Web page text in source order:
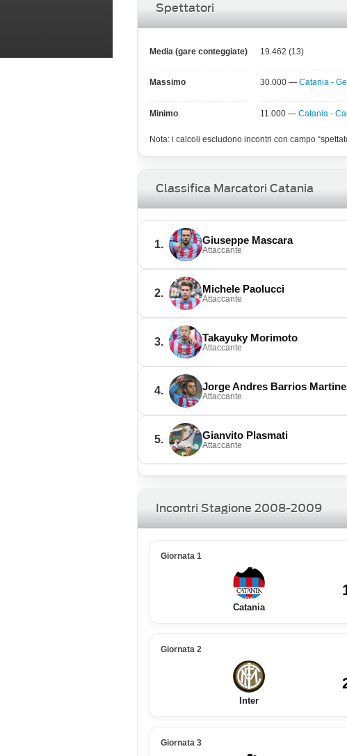
Spettatori
Media (gare conteggiate) 19.462 (13)
Massimo 30.000 — Catania -
Minimo 11.000 — Catania -
Nota: i calcoli escludono incontri con campo
Classifica Marcatori Catania
1. Giuseppe Mascara
Attaccante
2. Michele Paolucci
Attaccante
3. Takayuky Morimoto
Attaccante
4. Jorge Andres Barrios
Attaccante
5. Gianvito Plasmati
Attaccante
Incontri Stagione 2008-2009
Giornata 1
Catania
Giornata 2
Inter
Giornata 3